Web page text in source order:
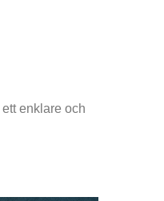
enklare och